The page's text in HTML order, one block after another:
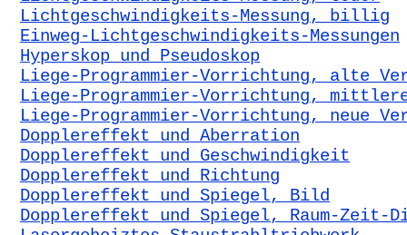
Lichtgeschwindigkeits-Messung, billig
Einweg-Lichtgeschwindigkeits-Messungen
Hyperskop und Pseudoskop
Liege-Programmier-Vorrichtung, alte
Liege-Programmier-Vorrichtung,
Liege-Programmier-Vorrichtung, neue
Dopplereffekt und Aberration
Dopplereffekt und Geschwindigkeit
Dopplereffekt und Richtung
Dopplereffekt und Spiegel, Bild
Dopplereffekt und Spiegel, Raum-Zeit-